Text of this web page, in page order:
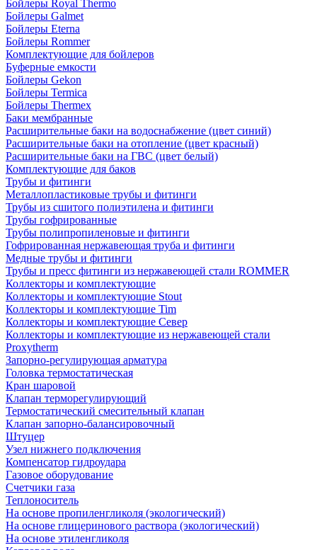
Бойлеры Royal Thermo
Бойлеры Galmet
Бойлеры Eterna
Бойлеры Rommer
Комплектующие для бойлеров
Буферные емкости
Бойлеры Gekon
Бойлеры Termica
Бойлеры Thermex
Баки мембранные
Расширительные баки на водоснабжение (цвет синий)
Расширительные баки на отопление (цвет красный)
Расширительные баки на ГВС (цвет белый)
Комплектующие для баков
Трубы и фитинги
Металлопластиковые трубы и фитинги
Трубы из сшитого полиэтилена и фитинги
Трубы гофрированные
Трубы полипропиленовые и фитинги
Гофрированная нержавеющая труба и фитинги
Медные трубы и фитинги
Трубы и пресс фитинги из нержавеющей стали ROMMER
Коллекторы и комплектующие
Коллекторы и комплектующие Stout
Коллекторы и комплектующие Tim
Коллекторы и комплектующие Север
Коллекторы и комплектующие из нержавеющей стали
Proxytherm
Запорно-регулирующая арматура
Головка термостатическая
Кран шаровой
Клапан терморегулирующий
Термостатический смесительный клапан
Клапан запорно-балансировочный
Штуцер
Узел нижнего подключения
Компенсатор гидроудара
Газовое оборудование
Счетчики газа
Теплоноситель
На основе пропиленгликоля (экологический)
На основе глицеринового раствора (экологический)
На основе этиленгликоля